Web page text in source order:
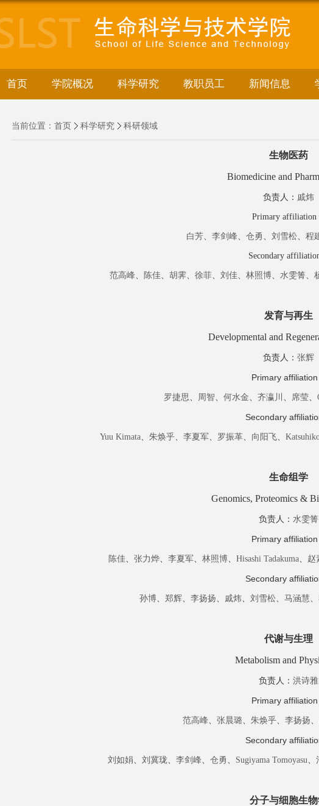
首页 学院概况 科学研究 教职员工 新闻信息
当前位置： 首页 科学研究 科研领域
生物医药
Biomedicine and
负责人 ： 戚炜
Primary affiliation
白芳、 李剑峰、 仓勇 、 刘雪松、 程
Secondary
范高峰、 陈佳、 胡霁、 徐菲、 刘佳、 林照博、 水雯箐、
发育与再生
Developmental and
负责人 ： 张辉
Primary affiliation
罗捷思、 周智、 何水金、 齐瀛川 、 席莹、
Secondary
YuuKimata、 朱焕乎、 李夏军、 罗振革、 向阳飞、
生命组学
Genomics, Proteomics &
负责人 ： 水雯箐
Primary affiliation
陈佳、 张力烨、 李夏军、 林照博、 HisashiTadakuma、 赵
Secondary
孙博、 郑辉、 李扬扬、 戚炜、 刘雪松、 马涵慧、
代谢与生理
Metabolism and
负责人 ： 洪诗雅
Primary affiliation
范高峰、 张晨璐、 朱焕乎、 李扬扬、
Secondary
刘如娟、 刘冀珑、 李剑峰、 仓勇 、 Sugiyama Tomoyasu、
分子与细胞生